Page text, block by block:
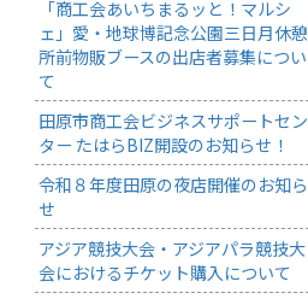
「商工会あいちまるッと！マルシ
ェ」愛・地球博記念公園三日月休憩
所前物販ブースの出店者募集につい
て
田原市商工会ビジネスサポートセン
ター たはらBIZ開設のお知らせ！
令和８年度田原の夜店開催のお知ら
せ
アジア競技大会・アジアパラ競技大
会におけるチケット購入について